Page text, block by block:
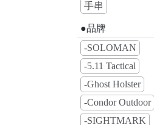
手串
●品牌
-SOLOMAN
-5.11 Tactical
-Ghost Holster
-Condor Outdoor
-SIGHTMARK